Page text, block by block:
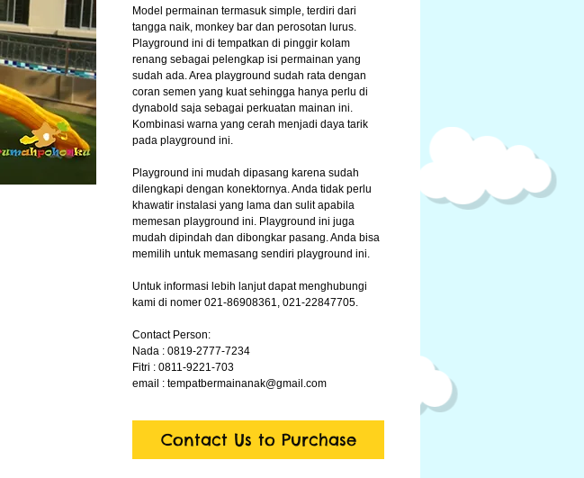
Model permainan termasuk simple, terdiri dari
tangga naik, monkey bar dan perosotan lurus.
Playground ini di tempatkan di pinggir kolam
renang sebagai pelengkap isi permainan yang
sudah ada. Area playground sudah rata dengan
coran semen yang kuat sehingga hanya perlu di
dynabold saja sebagai perkuatan mainan ini.
Kombinasi warna yang cerah menjadi daya tarik
pada playground ini.
Playground ini mudah dipasang karena sudah
dilengkapi dengan konektornya. Anda tidak perlu
khawatir instalasi yang lama dan sulit apabila
memesan playground ini. Playground ini juga
mudah dipindah dan dibongkar pasang. Anda bisa
memilih untuk memasang sendiri playground ini.
Untuk informasi lebih lanjut dapat menghubungi
kami di nomer 021-86908361, 021-22847705.
Contact Person:
Nada : 0819-2777-7234
Fitri : 0811-9221-703
email : tempatbermainanak@gmail.com
Contact Us to Purchase